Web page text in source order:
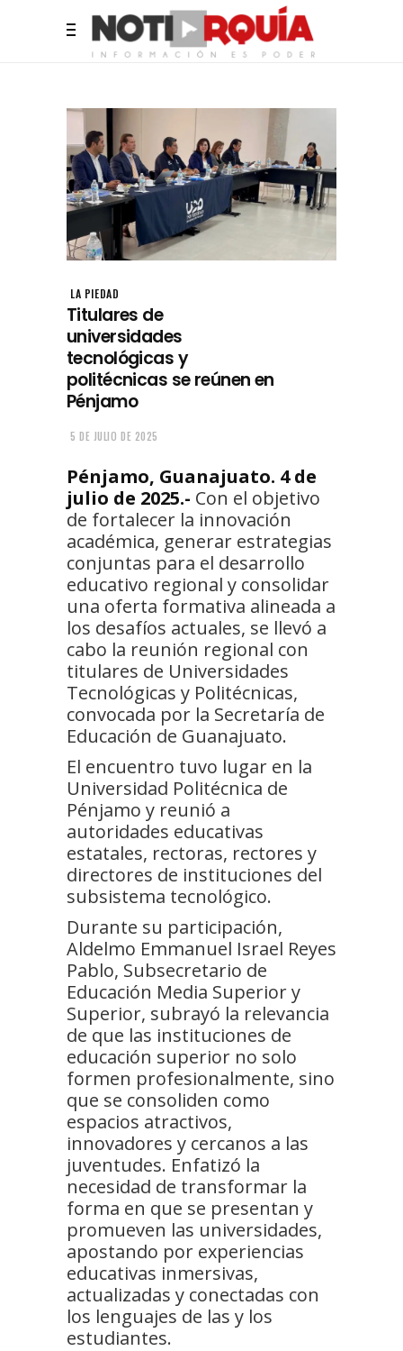
LA PIEDAD
Titulares de
universidades
tecnológicas y
politécnicas se reúnen en
Pénjamo
5 DE JULIO DE 2025
Pénjamo, Guanajuato. 4 de
julio de 2025.- Con el objetivo
de fortalecer la innovación
académica, generar estrategias
conjuntas para el desarrollo
educativo regional y consolidar
una oferta formativa alineada a
los desafíos actuales, se llevó a
cabo la reunión regional con
titulares de Universidades
Tecnológicas y Politécnicas,
convocada por la Secretaría de
Educación de Guanajuato.
El encuentro tuvo lugar en la
Universidad Politécnica de
Pénjamo y reunió a
autoridades educativas
estatales, rectoras, rectores y
directores de instituciones del
subsistema tecnológico.
Durante su participación,
Aldelmo Emmanuel Israel Reyes
Pablo, Subsecretario de
Educación Media Superior y
Superior, subrayó la relevancia
de que las instituciones de
educación superior no solo
formen profesionalmente, sino
que se consoliden como
espacios atractivos,
innovadores y cercanos a las
juventudes. Enfatizó la
necesidad de transformar la
forma en que se presentan y
promueven las universidades,
apostando por experiencias
educativas inmersivas,
actualizadas y conectadas con
los lenguajes de las y los
estudiantes.